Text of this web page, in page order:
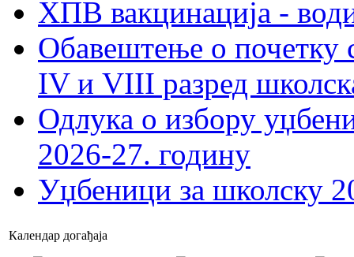
ХПВ вакцинација -
Обавештење о почетку
IV и VIII разред
Одлука о избору
2026-27. годину
Уџбеници за школску
Календар догађаја